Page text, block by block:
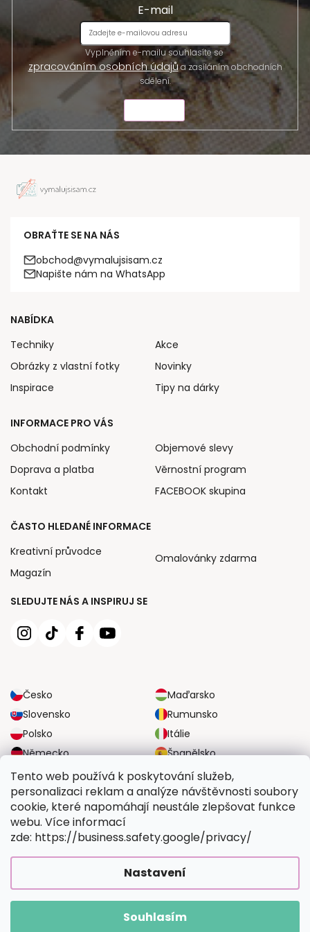
Tento web používá k poskytování služeb,
personalizaci reklam a analýze návštěvnosti soubory
cookie, které napomáhají neustále zlepšovat funkce
webu. Více informací
zde: https://business.safety.google/privacy/
Nastavení
Souhlasím
E-mail
Vyplněním e-mailu souhlasíte se
zpracováním osobních údajůa zasíláním obchodních
sdělení.
OBRAŤTE SE NA NÁS
obchod@vymalujsisam.cz
Napište nám na WhatsApp
SLEDUJTE NÁS A INSPIRUJ SE
Česko
Maďarsko
Slovensko
Rumunsko
Polsko
Itálie
Německo
Španělsko
Velká Británie
Rakousko
NABÍDKA
Techniky
Obrázky z vlastní fotky
Inspirace
Akce
Novinky
Tipy na dárky
INFORMACE PRO VÁS
Obchodní podmínky
Doprava a platba
Kontakt
Objemové slevy
Věrnostní program
FACEBOOK skupina
ČASTO HLEDANÉ INFORMACE
Kreativní průvodce
Magazín
Omalovánky zdarma
SPOLEHLIVÉ MOŽNOSTI DOPRAVY
BEZPEČNÉ MOŽNOSTI PLATBY
Vymalujsisam.cz. Všechna práva vyhrazena.